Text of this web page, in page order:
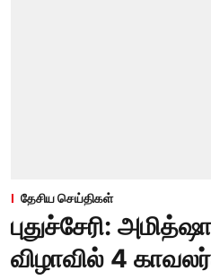
தேசிய செய்திகள்
புதுச்சேரி:
விழாவில் 4